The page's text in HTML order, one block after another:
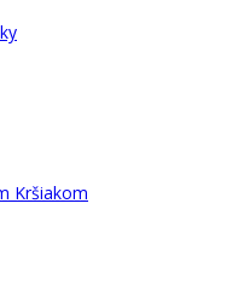
Kršiakom